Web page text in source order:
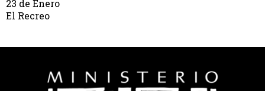
23 de Enero
El Recreo